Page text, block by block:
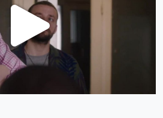
Video